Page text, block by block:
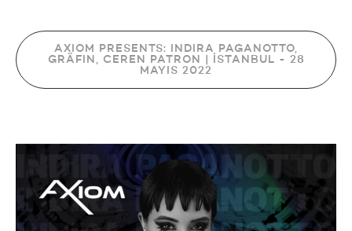
AXIOM PRESENTS: INDIRA PAGANOTTO,
GRÄFIN, CEREN PATRON | İSTANBUL - 28
MAYIS 2022